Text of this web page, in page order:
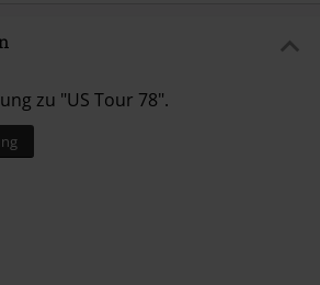
zu "US Tour 78".